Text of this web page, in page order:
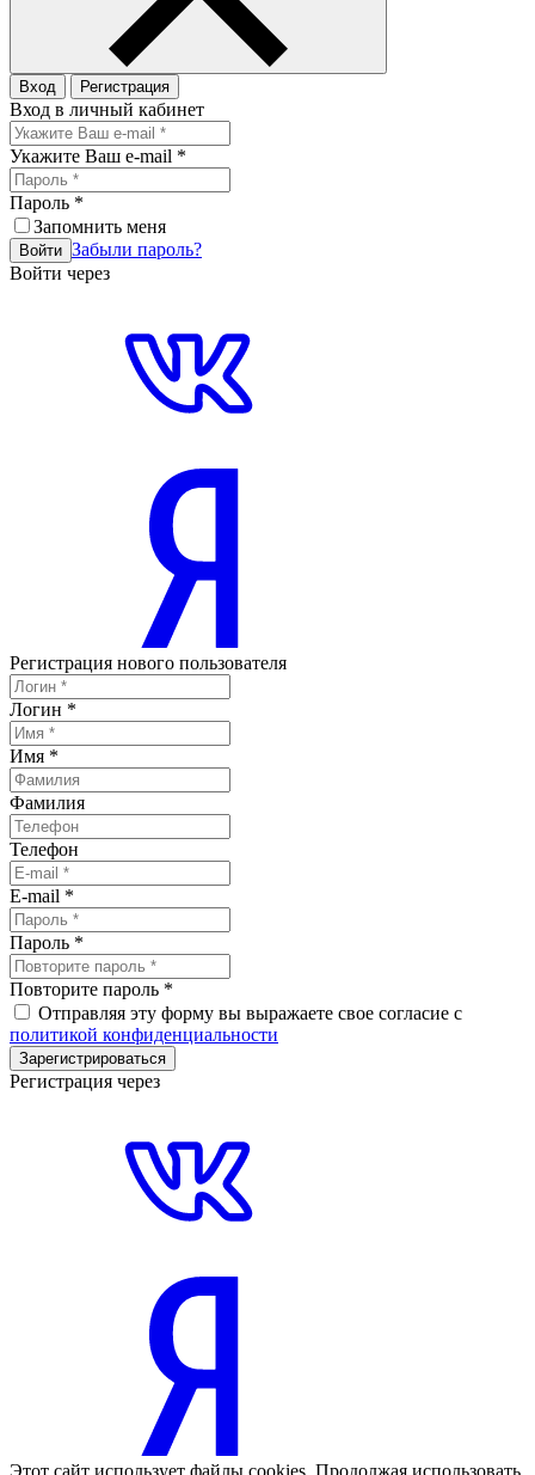
Вход Регистрация
Вход в личный кабинет
Укажите Ваш e-mail *
Пароль *
Запомнить меня
Войти Забыли пароль?
Войти через
Регистрация нового пользователя
Логин *
Имя *
Фамилия
Телефон
E-mail *
Пароль *
Повторите пароль *
Отправляя эту форму вы выражаете свое согласие с
политикой конфиденциальности
Зарегистрироваться
Регистрация через